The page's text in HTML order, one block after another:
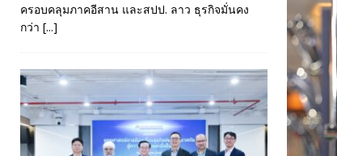
ครอบคลุมภาคอีสาน และสปป. ลาว ธุรกิจมั่นคง
กว่า [...]